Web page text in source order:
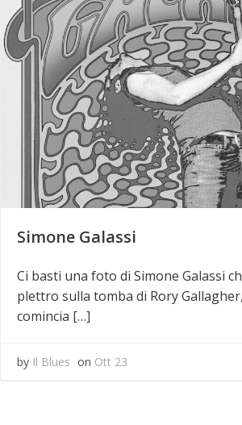
Simone Galassi
Ci basti una foto di Simone Galassi
plettro sulla tomba di Rory
comincia […]
by Il Blues on Ott 23